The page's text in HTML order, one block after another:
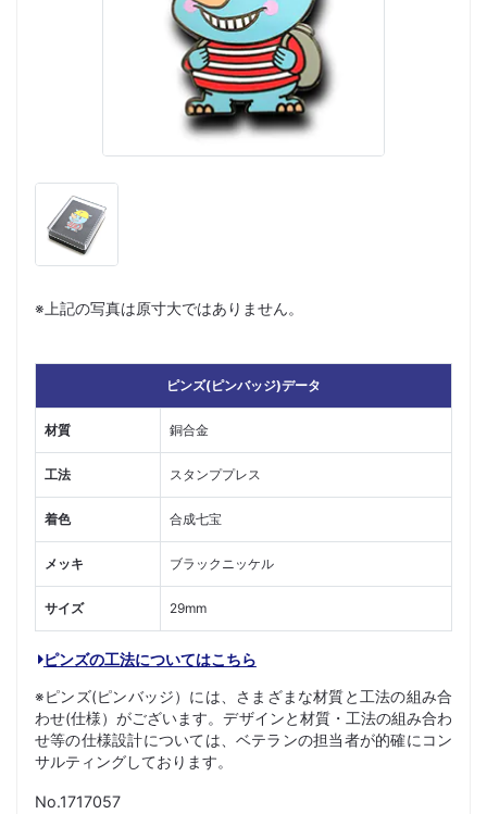
※上記の写真は原寸大ではありません。
ピンズ(ピンバッジ)データ
材質 銅合金
工法 スタンププレス
着色 合成七宝
メッキ ブラックニッケル
サイズ 29mm
ピンズの工法についてはこちら
※ピンズ(ピンバッジ）には、さまざまな材質と工法の組み合
わせ(仕様）がございます。デザインと材質・工法の組み合わ
せ等の仕様設計については、ベテランの担当者が的確にコン
サルティングしております。
No.1717057